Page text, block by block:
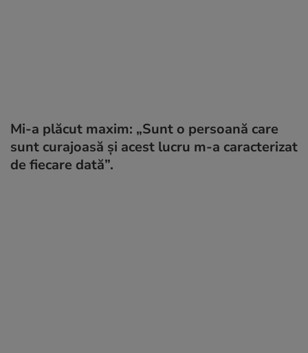
Mi-a plăcut maxim: „Sunt o persoană care
sunt curajoasă și acest lucru m-a caracterizat
de fiecare dată”.